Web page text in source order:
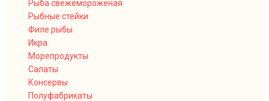
Рыба свежемороженая
Рыбные стейки
Филе рыбы
Икра
Морепродукты
Салаты
Консервы
Полуфабрикаты